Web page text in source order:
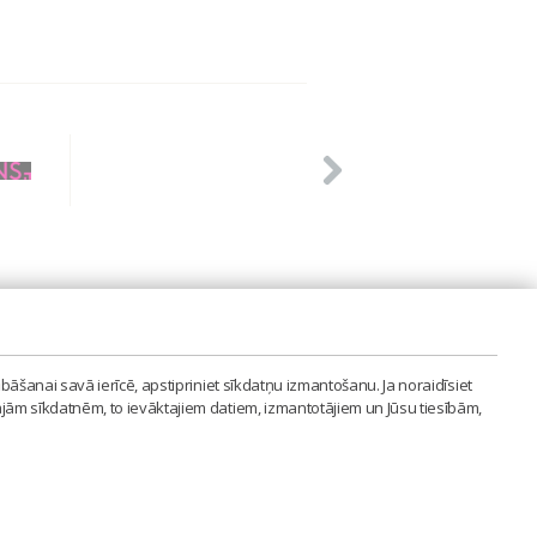
savā ierīcē, apstipriniet sīkdatņu izmantošanu. Ja noraidīsiet
sīkdatnēm, to ievāktajiem datiem, izmantotājiem un Jūsu tiesībām,